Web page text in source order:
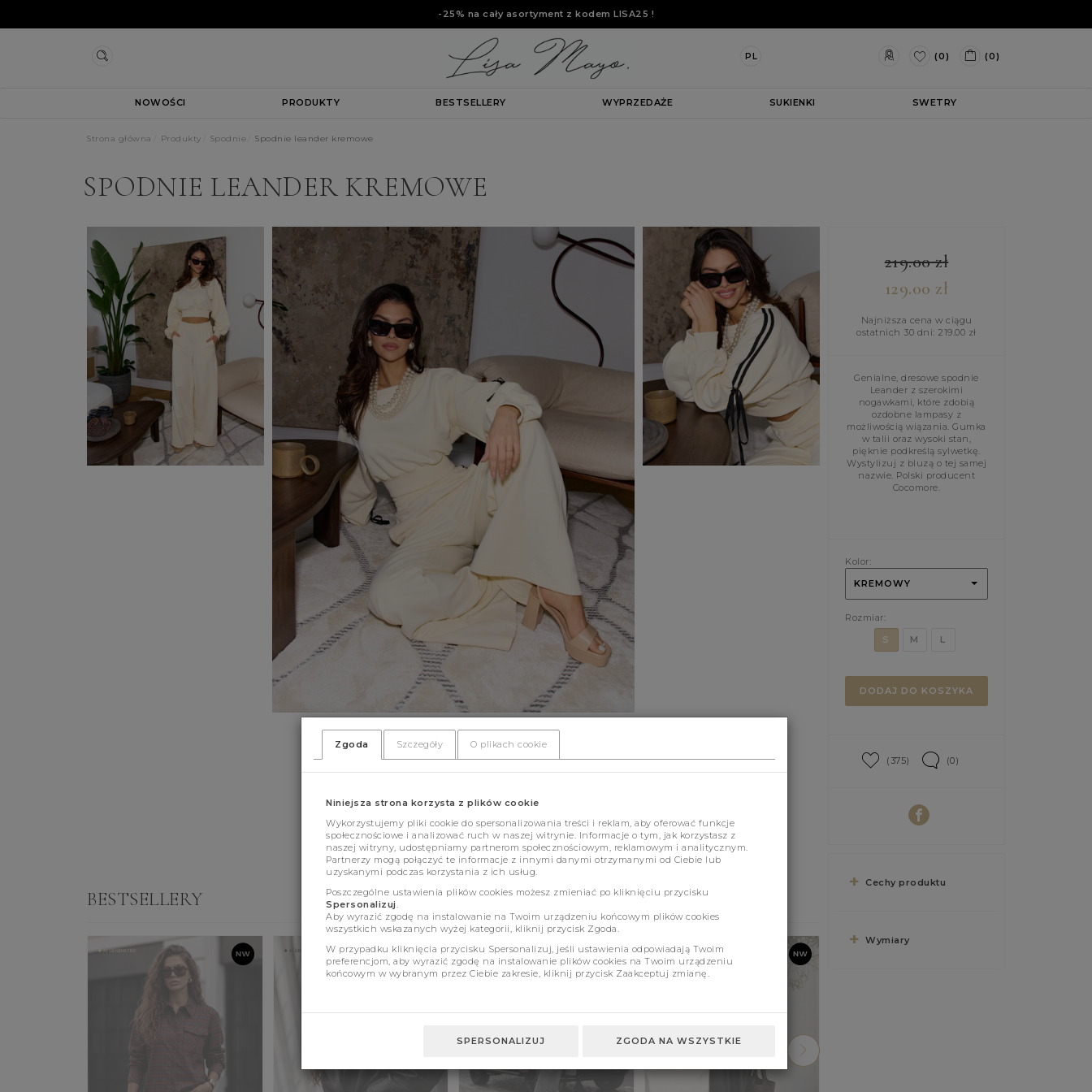
-25% na cały asortyment z kodem LISA25 !
PL (0) (0)
NOWOŚCI PRODUKTY BESTSELLERY WYPRZEDAŻE SUKIENKI SWETRY
Strona główna Produkty Spodnie Spodnie leander kremowe
SPODNIE LEANDER KREMOWE
219.00zł
129.00 zł
Najniższa cena w ciągu
ostatnich 30 dni: 219.00 zł
Genialne, dresowe spodnie
Leander z szerokimi
nogawkami, które zdobią
ozdobne lampasy z
możliwością wiązania. Gumka
w talii oraz wysoki stan,
pięknie podkreślą sylwetkę.
Wystylizuj z bluzą o tej samej
nazwie. Polski producent
Cocomore.
Kolor:
KREMOWY
Rozmiar:
S
M L
DODAJ DO KOSZYKA
(375) (0)
Cechy produktu
Wymiary
BESTSELLERY
Zgoda Szczegóły O plikach cookie
Niniejsza strona korzysta z plików cookie
Wykorzystujemy pliki cookie do spersonalizowania treści i reklam, aby oferować funkcje
społecznościowe i analizować ruch w naszej witrynie. Informacje o tym, jak korzystasz z
naszej witryny, udostępniamy partnerom społecznościowym, reklamowym i analitycznym.
Partnerzy mogą połączyć te informacje z innymi danymi otrzymanymi od Ciebie lub
uzyskanymi podczas korzystania z ich usług.
Poszczególne ustawienia plików cookies możesz zmieniać po kliknięciu przycisku
Spersonalizuj.
Aby wyrazić zgodę na instalowanie na Twoim urządzeniu końcowym plików cookies
wszystkich wskazanych wyżej kategorii, kliknij przycisk Zgoda.
W przypadku kliknięcia przycisku Spersonalizuj, jeśli ustawienia odpowiadają Twoim
preferencjom, aby wyrazić zgodę na instalowanie plików cookies na Twoim urządzeniu
końcowym w wybranym przez Ciebie zakresie, kliknij przycisk Zaakceptuj zmianę.
SPERSONALIZUJ ZGODA NA WSZYSTKIE